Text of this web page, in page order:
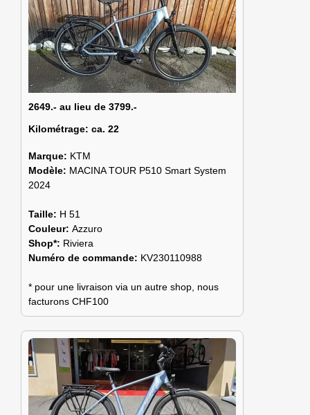
2649.- au lieu de 3799.-
Kilométrage: ca. 22
Marque: KTM
Modèle: MACINA TOUR P510 Smart System
2024
Taille: H 51
Couleur: Azzuro
Shop*: Riviera
Numéro de commande: KV230110988
* pour une livraison via un autre shop, nous
facturons CHF100